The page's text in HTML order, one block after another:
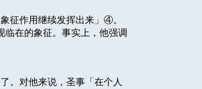
征作用继续发挥出来」④。
在的象征。事实上，他强调
对他来说，圣事「在个人